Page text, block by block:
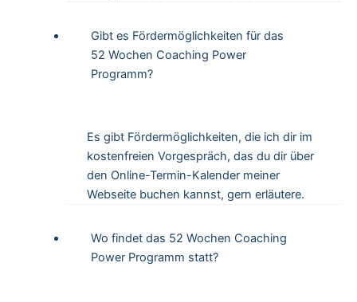
Gibt es Fördermöglichkeiten für das
52 Wochen Coaching Power
Programm?
Es gibt Fördermöglichkeiten, die ich dir im
kostenfreien Vorgespräch, das du dir über
den Online-Termin-Kalender meiner
Webseite buchen kannst, gern erläutere.
Wo findet das 52 Wochen Coaching
Power Programm statt?